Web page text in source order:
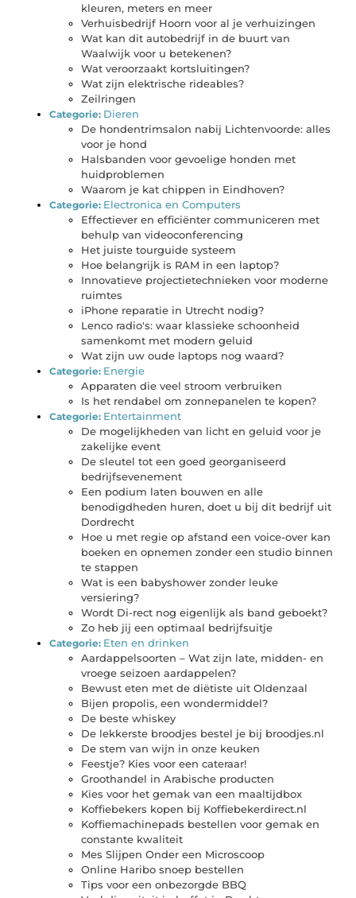
kleuren, meters en meer
Verhuisbedrijf Hoorn voor al je verhuizingen
Wat kan dit autobedrijf in de buurt van
Waalwijk voor u betekenen?
Wat veroorzaakt kortsluitingen?
Wat zijn elektrische rideables?
Zeilringen
Categorie: Dieren
De hondentrimsalon nabij Lichtenvoorde: alles
voor je hond
Halsbanden voor gevoelige honden met
huidproblemen
Waarom je kat chippen in Eindhoven?
Categorie: Electronica en Computers
Effectiever en efficiënter communiceren met
behulp van videoconferencing
Het juiste tourguide systeem
Hoe belangrijk is RAM in een laptop?
Innovatieve projectietechnieken voor moderne
ruimtes
iPhone reparatie in Utrecht nodig?
Lenco radio's: waar klassieke schoonheid
samenkomt met modern geluid
Wat zijn uw oude laptops nog waard?
Categorie: Energie
Apparaten die veel stroom verbruiken
Is het rendabel om zonnepanelen te kopen?
Categorie: Entertainment
De mogelijkheden van licht en geluid voor je
zakelijke event
De sleutel tot een goed georganiseerd
bedrijfsevenement
Een podium laten bouwen en alle
benodigdheden huren, doet u bij dit bedrijf uit
Dordrecht
Hoe u met regie op afstand een voice-over kan
boeken en opnemen zonder een studio binnen
te stappen
Wat is een babyshower zonder leuke
versiering?
Wordt Di-rect nog eigenlijk als band geboekt?
Zo heb jij een optimaal bedrijfsuitje
Categorie: Eten en drinken
Aardappelsoorten – Wat zijn late, midden- en
vroege seizoen aardappelen?
Bewust eten met de diëtiste uit Oldenzaal
Bijen propolis, een wondermiddel?
De beste whiskey
De lekkerste broodjes bestel je bij broodjes.nl
De stem van wijn in onze keuken
Feestje? Kies voor een cateraar!
Groothandel in Arabische producten
Kies voor het gemak van een maaltijdbox
Koffiebekers kopen bij Koffiebekerdirect.nl
Koffiemachinepads bestellen voor gemak en
constante kwaliteit
Mes Slijpen Onder een Microscoop
Online Haribo snoep bestellen
Tips voor een onbezorgde BBQ